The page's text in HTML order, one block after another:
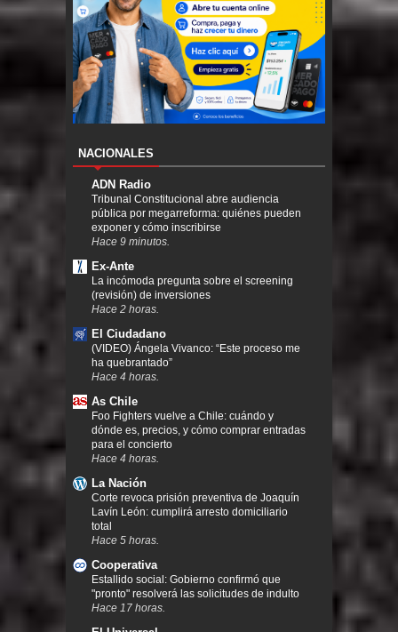
NACIONALES
ADN Radio
Tribunal Constitucional abre audiencia
pública por megarreforma: quiénes pueden
exponer y cómo inscribirse
Hace 9 minutos.
Ex-Ante
La incómoda pregunta sobre el screening
(revisión) de inversiones
Hace 2 horas.
El Ciudadano
(VIDEO) Ángela Vivanco: “Este proceso me
ha quebrantado”
Hace 4 horas.
As Chile
Foo Fighters vuelve a Chile: cuándo y
dónde es, precios, y cómo comprar entradas
para el concierto
Hace 4 horas.
La Nación
Corte revoca prisión preventiva de Joaquín
Lavín León: cumplirá arresto domiciliario
total
Hace 5 horas.
Cooperativa
Estallido social: Gobierno confirmó que
"pronto" resolverá las solicitudes de indulto
Hace 17 horas.